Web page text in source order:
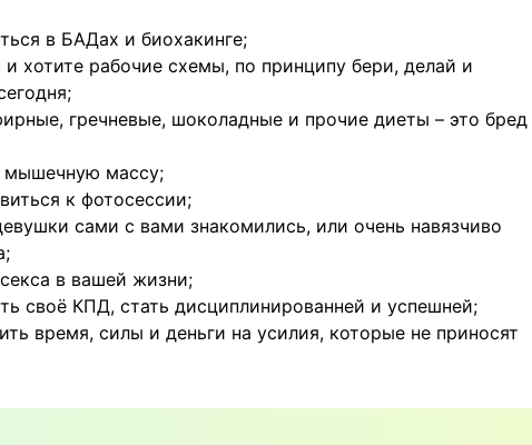
в БАДах и биохакинге;
хотите рабочие схемы, по принципу бери, делай и
гречневые, шоколадные и прочие диеты – это бред
мышечную массу;
к фотосессии;
сами с вами знакомились, или очень навязчиво
в вашей жизни;
своё КПД, стать дисциплинированней и успешней;
время, силы и деньги на усилия, которые не приносят